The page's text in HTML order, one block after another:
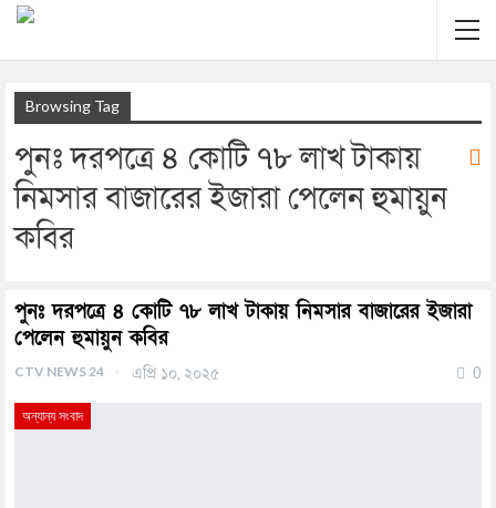
Browsing Tag
পুনঃ দরপত্রে ৪ কোটি ৭৮ লাখ টাকায়
নিমসার বাজারের ইজারা পেলেন হুমায়ুন
কবির
পুনঃ দরপত্রে ৪ কোটি ৭৮ লাখ টাকায় নিমসার বাজারের ইজারা
পেলেন হুমায়ুন কবির
CTV NEWS 24 এপ্রি ১০, ২০২৫ 0
অন্যান্য সংবাদ